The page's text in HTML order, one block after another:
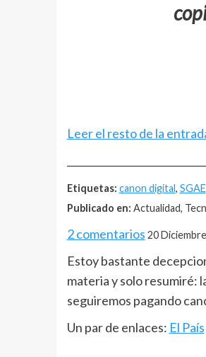
Leer el resto de la
Etiquetas: canon digital, SGAE
Publicado en: Actualidad,
2 comentarios 20
Estoy bastante
materia y solo resumiré:
seguiremos pagando
Un par de enlaces: El País